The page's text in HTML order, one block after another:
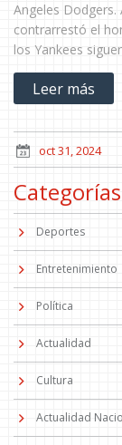
Angeles
contrarrestó el
los Yankees
mientras los
Leer más
oct 31, 2024
Categorías
Deportes
Entretenimiento
Política
Actualidad
Cultura
Actualidad